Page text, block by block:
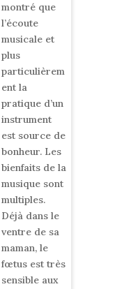
montré que
l’écoute
musicale et
plus
particulièrem
ent la
pratique d’un
instrument
est source de
bonheur. Les
bienfaits de la
musique sont
multiples.
Déjà dans le
ventre de sa
maman, le
fœtus est très
sensible aux